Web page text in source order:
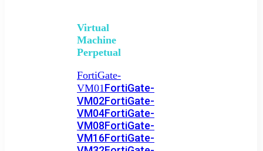
Virtual
Machine
Perpetual
FortiGate-
VM01FortiGate-
VM02FortiGate-
VM04FortiGate-
VM08FortiGate-
VM16FortiGate-